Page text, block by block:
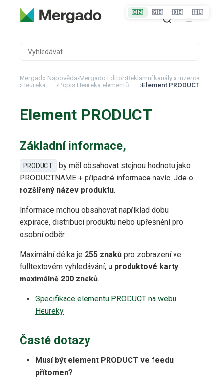
Mergado Nápověda›Mergado Editor›Reklamní kanály a inzerce
›Heureka ›Popis Heureka elementů ›Element PRODUCT
Element PRODUCT
Základní informace,
PRODUCT
by měl obsahovat stejnou hodnotu jako
PRODUCTNAME + případné informace navíc. Jde o
rozšířený název produktu.
Informace mohou obsahovat například dobu
expirace, distribuci produktu nebo upřesnění pro
osobní odběr.
Maximální délka je 255 znaků pro zobrazení ve
fulltextovém vyhledávání, u produktové karty
maximálně 200 znaků.
Specifikace elementu PRODUCT na webu
Heureky
Časté dotazy
Musí být element PRODUCT ve feedu
přítomen?
🇨🇿 🇬🇧 🇩🇪 🇭🇺